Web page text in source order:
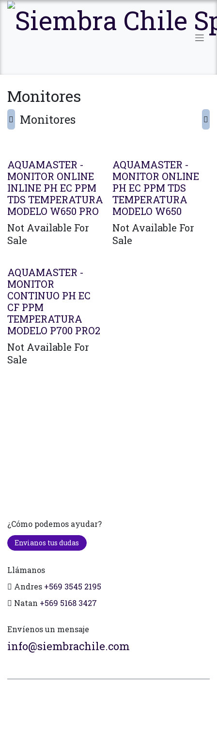
Ir al contenido
Monitores
Monitores
AQUAMASTER -
MONITOR ONLINE
INLINE PH EC PPM
TDS TEMPERATURA
MODELO W650 PRO
Not Available For
Sale
Agotado
AQUAMASTER -
MONITOR ONLINE
PH EC PPM TDS
TEMPERATURA
MODELO W650
Not Available For
Sale
Agotado
AQUAMASTER -
MONITOR
CONTINUO PH EC
CF PPM
TEMPERATURA
MODELO P700 PRO2
Not Available For
Sale
¿Cómo podemos ayudar?
Envianos tus dudas
Llámanos
Andres +569 3545 2195
Natan +569 5168 3427
Envíenos un mensaje
info@siembrachile.com